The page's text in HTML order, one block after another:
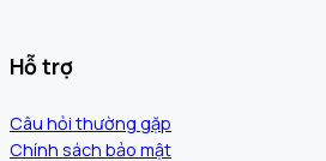
Hỗ trợ
Câu hỏi thường gặp
Chính sách bảo mật